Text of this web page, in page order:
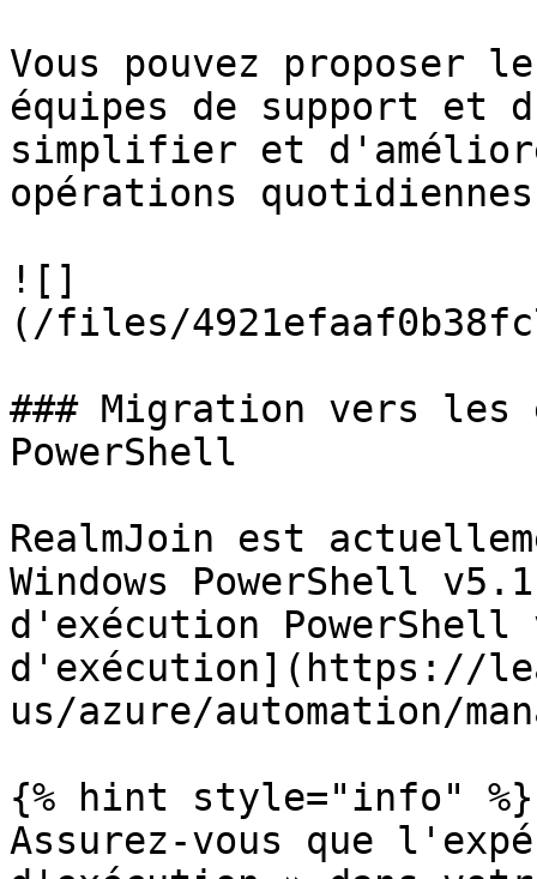
Vous pouvez proposer
équipes de support et
simplifier et
opérations
![]
(/files/
### Migration vers les
PowerShell
RealmJoin est
Windows PowerShell
d'exécution PowerShell
d'exécution](https://
us/azure/automation/
{% hint style="info" %}
Assurez-vous que